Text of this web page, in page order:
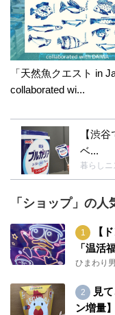
「天然魚クエスト in
collaborated wi...
【渋
ベ...
暮らしニ
「ショップ」の人
【
「温活
ひまわり
見
ン増量